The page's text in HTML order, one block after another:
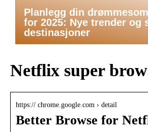
Planlegg din
for 2025: Nye trender og
destinasjoner
Netflix super
https:// chrome.google.com › detail
Better Browse for